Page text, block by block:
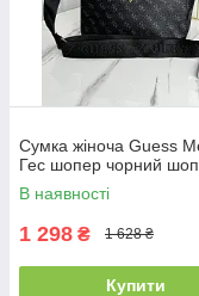
Сумка жіноча Guess
Гес шопер чорний
В наявності
1 298 ₴ 1 628 ₴
Купити